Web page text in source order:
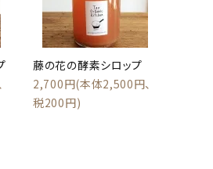
藤の花の酵素シロップ
2,700円(本体2,500円、
税200円)